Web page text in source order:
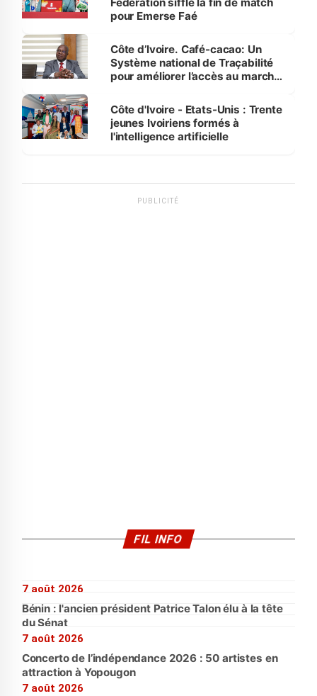
pour Emerse Faé
Côte d’Ivoire. Café-cacao: Un
Système national de Traçabilité
pour améliorer l’accès au marché
Côte d'Ivoire - Etats-Unis : Trente
jeunes Ivoiriens formés à
l'intelligence artificielle
PUBLICITÉ
FIL INFO
7 août 2026
Bénin : l'ancien président Patrice Talon élu à la tête
du Sénat
7 août 2026
Concerto de l’indépendance 2026 : 50 artistes en
attraction à Yopougon
7 août 2026